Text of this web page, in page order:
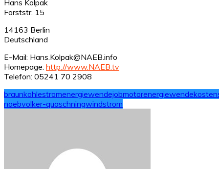
Hans Kolpak
Forststr. 15
14163 Berlin
Deutschland
E-Mail: Hans.Kolpak@NAEB.info
Homepage: http://www.NAEB.tv
Telefon: 05241 70 2908
braunkohlestromenergiewendejobmotorenergiewendekosten
naebvolker-quaschningwindstrom